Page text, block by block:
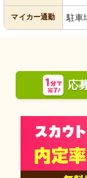
マイカー通勤 駐車
応